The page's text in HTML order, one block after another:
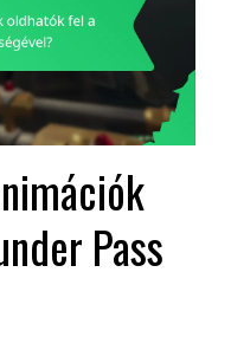
Pass